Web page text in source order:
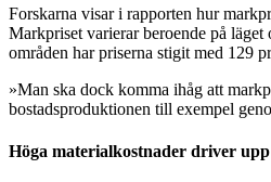
Forskarna visar i rapporten hur
Markpriset varierar beroende på
områden har priserna stigit med 129
»Man ska dock komma ihåg att
bostadsproduktionen till exempel
Höga materialkostnader driver